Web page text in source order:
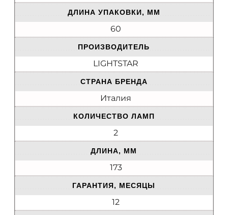
ДЛИНА УПАКОВКИ, ММ
60
ПРОИЗВОДИТЕЛЬ
LIGHTSTAR
СТРАНА БРЕНДА
Италия
КОЛИЧЕСТВО ЛАМП
2
ДЛИНА, ММ
173
ГАРАНТИЯ, МЕСЯЦЫ
12